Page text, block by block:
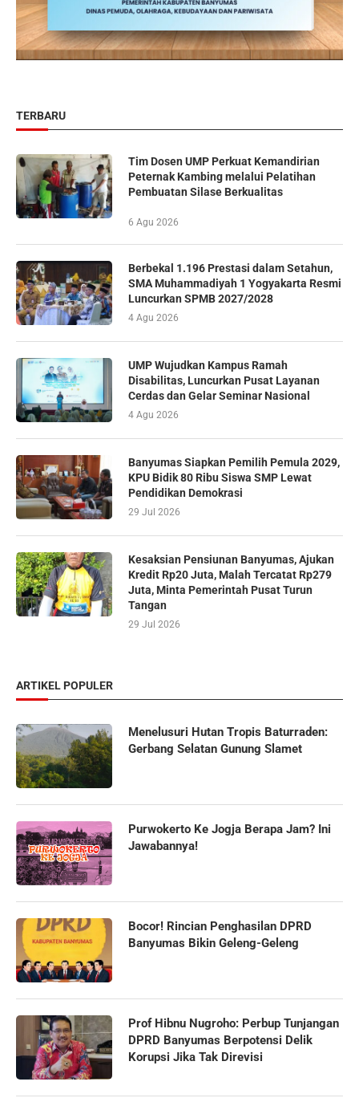
TERBARU
Tim Dosen UMP Perkuat Kemandirian
Peternak Kambing melalui Pelatihan
Pembuatan Silase Berkualitas
6 Agu 2026
Berbekal 1.196 Prestasi dalam Setahun,
SMA Muhammadiyah 1 Yogyakarta Resmi
Luncurkan SPMB 2027/2028
4 Agu 2026
UMP Wujudkan Kampus Ramah
Disabilitas, Luncurkan Pusat Layanan
Cerdas dan Gelar Seminar Nasional
4 Agu 2026
Banyumas Siapkan Pemilih Pemula 2029,
KPU Bidik 80 Ribu Siswa SMP Lewat
Pendidikan Demokrasi
29 Jul 2026
Kesaksian Pensiunan Banyumas, Ajukan
Kredit Rp20 Juta, Malah Tercatat Rp279
Juta, Minta Pemerintah Pusat Turun
Tangan
29 Jul 2026
ARTIKEL POPULER
Menelusuri Hutan Tropis Baturraden:
Gerbang Selatan Gunung Slamet
Purwokerto Ke Jogja Berapa Jam? Ini
Jawabannya!
Bocor! Rincian Penghasilan DPRD
Banyumas Bikin Geleng-Geleng
Prof Hibnu Nugroho: Perbup Tunjangan
DPRD Banyumas Berpotensi Delik
Korupsi Jika Tak Direvisi